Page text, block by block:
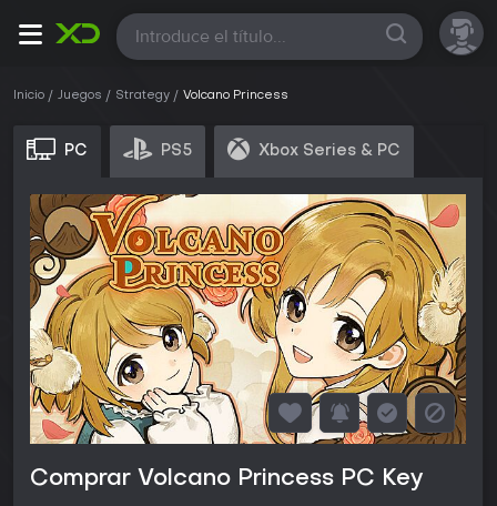
Todas
Inicio Juegos Strategy Volcano Princess
PC PS5 Xbox Series & PC
Comprar Volcano Princess PC Key